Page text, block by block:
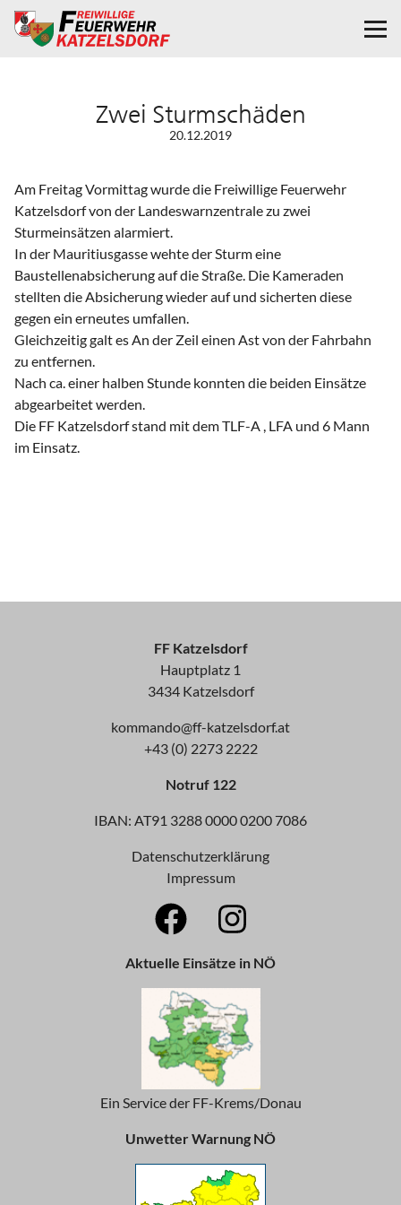
Zwei Sturmschäden
20.12.2019
Am Freitag Vormittag wurde die Freiwillige Feuerwehr
Katzelsdorf von der Landeswarnzentrale zu zwei
Sturmeinsätzen alarmiert.
In der Mauritiusgasse wehte der Sturm eine
Baustellenabsicherung auf die Straße. Die Kameraden
stellten die Absicherung wieder auf und sicherten diese
gegen ein erneutes umfallen.
Gleichzeitig galt es An der Zeil einen Ast von der Fahrbahn
zu entfernen.
Nach ca. einer halben Stunde konnten die beiden Einsätze
abgearbeitet werden.
Die FF Katzelsdorf stand mit dem TLF-A , LFA und 6 Mann
im Einsatz.
FF Katzelsdorf
Hauptplatz 1
3434 Katzelsdorf
kommando@ff-katzelsdorf.at
+43 (0) 2273 2222
Notruf 122
IBAN: AT91 3288 0000 0200 7086
Datenschutzerklärung
Impressum
Aktuelle Einsätze in NÖ
Ein Service der FF-Krems/Donau
Unwetter Warnung NÖ